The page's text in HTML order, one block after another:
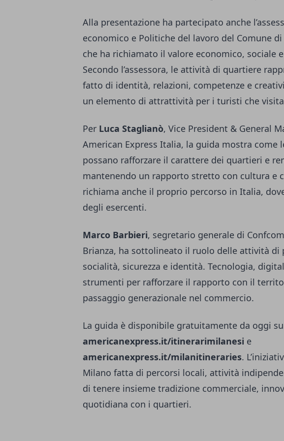
Alla presentazione ha partecipato anche
economico e Politiche del lavoro del Comune
che ha richiamato il valore economico, sociale
Secondo l’assessora, le attività di quartiere
fatto di identità, relazioni, competenze e
un elemento di attrattività per i turisti che
Per Luca Staglianò, Vice President & General
American Express Italia, la guida mostra come
possano rafforzare il carattere dei quartieri e
mantenendo un rapporto stretto con cultura e
richiama anche il proprio percorso in Italia,
degli esercenti.
Marco Barbieri, segretario generale di
Brianza, ha sottolineato il ruolo delle attività di
socialità, sicurezza e identità. Tecnologia,
strumenti per rafforzare il rapporto con il
passaggio generazionale nel commercio.
La guida è disponibile gratuitamente da oggi
americanexpress.it/itinerarimilanesi e
americanexpress.it/milanitineraries.
Milano fatta di percorsi locali, attività
di tenere insieme tradizione commerciale,
quotidiana con i quartieri.